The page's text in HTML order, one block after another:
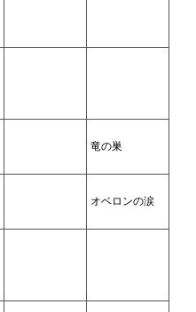
竜の巣
オベロンの涙